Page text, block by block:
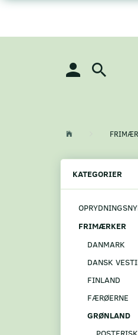
KATEGORIER
FRIMÆRKER
DANMARK
DANSK
FINLAND
FÆRØERNE
GRØNLAND